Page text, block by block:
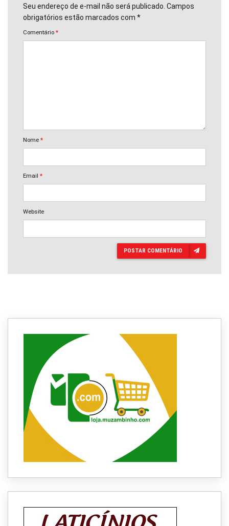
Seu endereço de e-mail não será publicado. Campos
obrigatórios estão marcados com *
Comentário *
Nome *
Email *
Website
POSTAR COMENTÁRIO